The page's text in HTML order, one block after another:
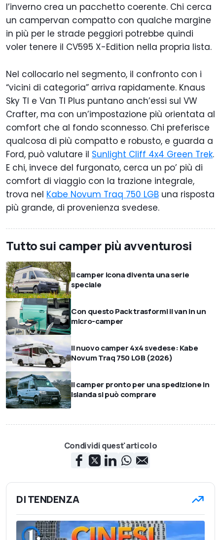
l’inverno crea un pacchetto coerente. Chi cerca
un campervan compatto con qualche margine
in più per le strade peggiori potrebbe quindi
voler tenere il CV595 X-Edition nella propria lista.
Nel collocarlo nel segmento, il confronto con i
“vicini di categoria” arriva rapidamente. Knaus
Sky TI e Van TI Plus puntano anch’essi sul VW
Crafter, ma con un’impostazione più orientata al
comfort che al fondo sconnesso. Chi preferisce
qualcosa di più compatto e robusto, e guarda a
Ford, può valutare il Sunlight Cliff 4x4 Green Trek.
E chi, invece del furgonato, cerca un po’ più di
comfort di viaggio con la trazione integrale,
trova nel Kabe Novum Traq 750 LGB una risposta
più grande, di provenienza svedese.
Tutto sui camper più avventurosi
Il camper icona diventa una serie
speciale
Con questo Pack trasformi il van in un
micro-camper
Il nuovo camper 4x4 svedese: Kabe
Novum Traq 750 LGB (2026)
Il camper pronto per una spedizione in
Islanda si può comprare
Condividi quest'articolo
DI TENDENZA